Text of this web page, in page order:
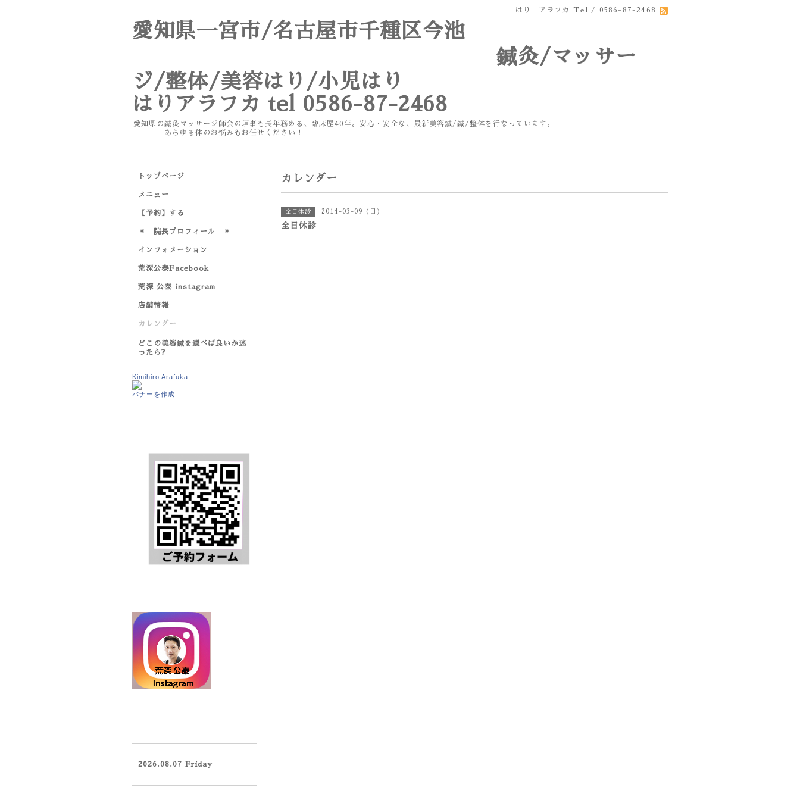
はり アラフカ Tel / 0586-87-2468
愛知県一宮市/名古屋市千種区今池
鍼灸/マッサー
ジ/整体/美容はり/小児はり
はりアラフカ tel 0586-87-2468
愛知県の鍼灸マッサージ師会の理事も長年務める、臨床歴40年。安心・安全な、最新美容鍼/鍼/整体を行なっています。
あらゆる体のお悩みもお任せください！
カレンダー
全日休診 2014-03-09 (日)
全日休診
トップページ
メニュー
【予約】する
＊ 院長プロフィール ＊
インフォメーション
荒深公泰Facebook
荒深 公泰 instagram
店舗情報
カレンダー
どこの美容鍼を選べば良いか迷
ったら?
Kimihiro Arafuka
バナーを作成
2026.08.07 Friday